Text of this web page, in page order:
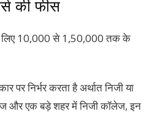
की फीस
लिए 10,000 से 1,50,000 तक के
पर निर्भर करता है अर्थात निजी या
और एक बड़े शहर में निजी कॉलेज, इन